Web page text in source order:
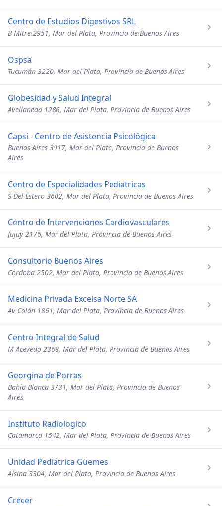
Centro de Estudios Digestivos SRL
B Mitre 2951, Mar del Plata, Provincia de Buenos Aires
Ospsa
Tucumán 3220, Mar del Plata, Provincia de Buenos Aires
Globesidad y Salud Integral
Avellaneda 1286, Mar del Plata, Provincia de Buenos Aires
Capsi - Centro de Asistencia Psicológica
Buenos Aires 3917, Mar del Plata, Provincia de Buenos
Aires
Centro de Especialidades Pediatricas
S Del Estero 3602, Mar del Plata, Provincia de Buenos Aires
Centro de Intervenciones Cardiovasculares
Jujuy 2176, Mar del Plata, Provincia de Buenos Aires
Consultorio Buenos Aires
Córdoba 2502, Mar del Plata, Provincia de Buenos Aires
Medicina Privada Excelsa Norte SA
Av Colón 1861, Mar del Plata, Provincia de Buenos Aires
Centro Integral de Salud
M Acevedo 2368, Mar del Plata, Provincia de Buenos Aires
Georgina de Porras
Bahía Blanca 3731, Mar del Plata, Provincia de Buenos
Aires
Instituto Radiologico
Catamarca 1542, Mar del Plata, Provincia de Buenos Aires
Unidad Pediátrica Güemes
Alsina 3304, Mar del Plata, Provincia de Buenos Aires
Crecer